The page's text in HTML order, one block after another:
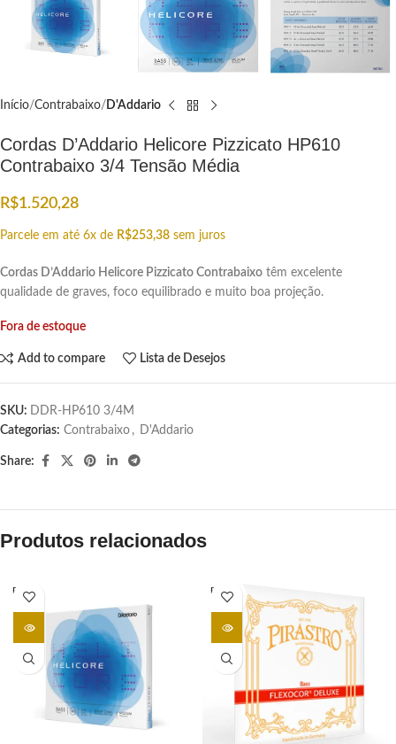
Início Contrabaixo D'Addario
Cordas D’Addario Helicore Pizzicato HP610
Contrabaixo 3/4 Tensão Média
R$1.520,28
Parcele em até 6x de R$253,38 sem juros
Cordas D’Addario Helicore Pizzicato Contrabaixo têm excelente
qualidade de graves, foco equilibrado e muito boa projeção.
Fora de estoque
Add to compare Lista de Desejos
SKU: DDR-HP610 3/4M
Categorias: Contrabaixo , D'Addario
Share:
Produtos relacionados
ESGOT
ADO
ESGOT
ADO